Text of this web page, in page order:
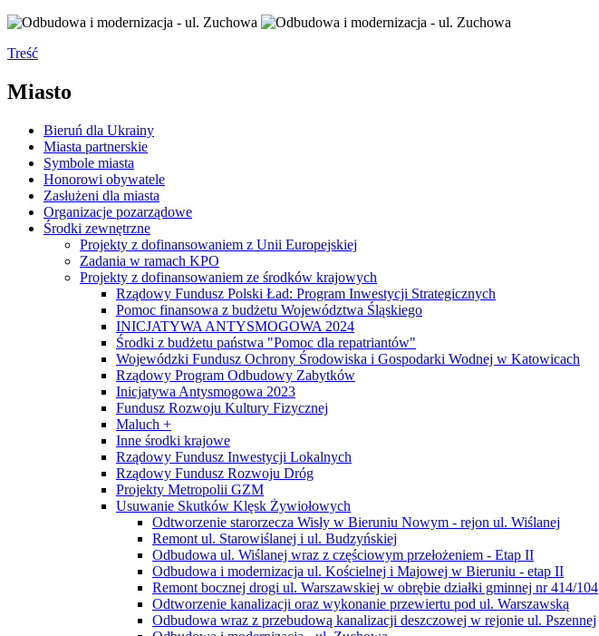
Treść
Miasto
Bieruń dla Ukrainy
Miasta partnerskie
Symbole miasta
Honorowi obywatele
Zasłużeni dla miasta
Organizacje pozarządowe
Środki zewnętrzne
Projekty z dofinansowaniem z Unii Europejskiej
Zadania w ramach KPO
Projekty z dofinansowaniem ze środków krajowych
Rządowy Fundusz Polski Ład: Program Inwestycji Strategicznych
Pomoc finansowa z budżetu Województwa Śląskiego
INICJATYWA ANTYSMOGOWA 2024
Środki z budżetu państwa "Pomoc dla repatriantów"
Wojewódzki Fundusz Ochrony Środowiska i Gospodarki Wodnej w Katowicach
Rządowy Program Odbudowy Zabytków
Inicjatywa Antysmogowa 2023
Fundusz Rozwoju Kultury Fizycznej
Maluch +
Inne środki krajowe
Rządowy Fundusz Inwestycji Lokalnych
Rządowy Fundusz Rozwoju Dróg
Projekty Metropolii GZM
Usuwanie Skutków Klęsk Żywiołowych
Odtworzenie starorzecza Wisły w Bieruniu Nowym - rejon ul. Wiślanej
Remont ul. Starowiślanej i ul. Budzyńskiej
Odbudowa ul. Wiślanej wraz z częściowym przełożeniem - Etap II
Odbudowa i modernizacja ul. Kościelnej i Majowej w Bieruniu - etap II
Remont bocznej drogi ul. Warszawskiej w obrębie działki gminnej nr 414/104
Odtworzenie kanalizacji oraz wykonanie przewiertu pod ul. Warszawską
Odbudowa wraz z przebudową kanalizacji deszczowej w rejonie ul. Pszennej